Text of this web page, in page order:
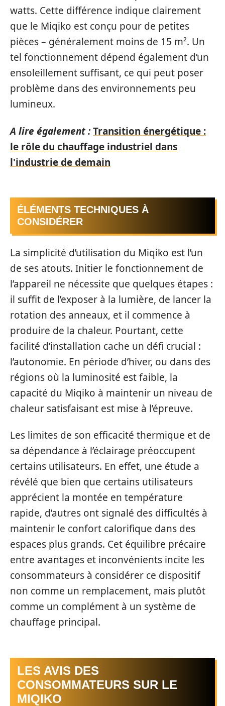
watts. Cette différence indique clairement
que le Miqiko est conçu pour de petites
pièces – généralement moins de 15 m². Un
tel fonctionnement dépend également d’un
ensoleillement suffisant, ce qui peut poser
problème dans des environnements peu
lumineux.
A lire également :Transition énergétique :
le rôle du chauffage industriel dans
l'industrie de demain
ÉLÉMENTS TECHNIQUES À
CONSIDÉRER
La simplicité d’utilisation du Miqiko est l’un
de ses atouts. Initier le fonctionnement de
l’appareil ne nécessite que quelques étapes :
il suffit de l’exposer à la lumière, de lancer la
rotation des anneaux, et il commence à
produire de la chaleur. Pourtant, cette
facilité d’installation cache un défi crucial :
l’autonomie. En période d’hiver, ou dans des
régions où la luminosité est faible, la
capacité du Miqiko à maintenir un niveau de
chaleur satisfaisant est mise à l’épreuve.
Les limites de son efficacité thermique et de
sa dépendance à l’éclairage préoccupent
certains utilisateurs. En effet, une étude a
révélé que bien que certains utilisateurs
apprécient la montée en température
rapide, d’autres ont signalé des difficultés à
maintenir le confort calorifique dans des
espaces plus grands. Cet équilibre précaire
entre avantages et inconvénients incite les
consommateurs à considérer ce dispositif
non comme un remplacement, mais plutôt
comme un complément à un système de
chauffage principal.
LES AVIS DES
CONSOMMATEURS SUR LE
MIQIKO